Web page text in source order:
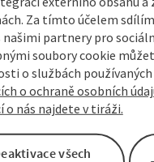
Vytvořit PDF
Za tímto účelem
partnery pro
soubory cookie
o službách
o ochraně osobních
o nás najdete v tiráži.
všech